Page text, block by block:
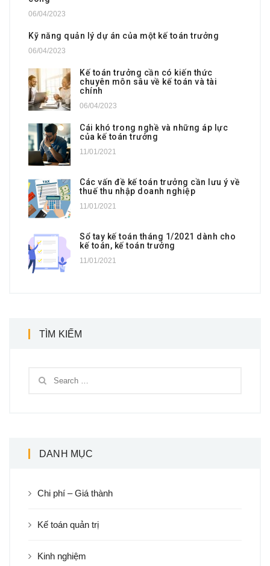
06/04/2023
Kỹ năng quản lý dự án của một kế toán trưởng
06/04/2023
Kế toán trưởng cần có kiến thức
chuyên môn sâu về kế toán và tài
chính
06/04/2023
Cái khó trong nghề và những áp lực
của kế toán trưởng
11/01/2021
Các vấn đề kế toán trưởng cần lưu ý về
thuế thu nhập doanh nghiệp
11/01/2021
Sổ tay kế toán tháng 1/2021 dành cho
kế toán, kế toán trưởng
11/01/2021
TÌM KIẾM
DANH MỤC
Chi phí – Giá thành
Kế toán quản trị
Kinh nghiệm